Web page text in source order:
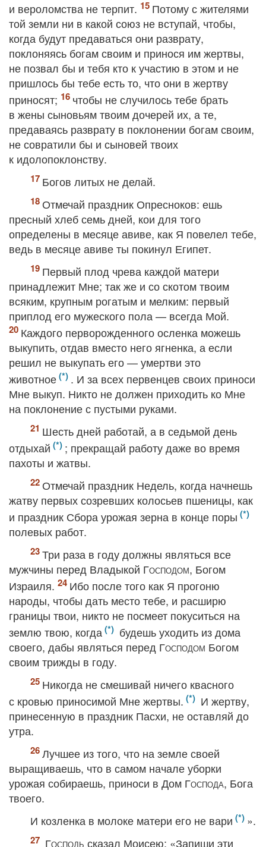
и вероломства не терпит.
Потому с жителями
той земли ни в какой союз не вступай, чтобы,
когда будут предаваться они разврату,
поклоняясь богам своим и принося им жертвы,
не позвал бы и тебя кто к участию в этом и не
пришлось бы тебе есть то, что они в жертву
приносят;
чтобы не случилось тебе брать
в жены сыновьям твоим дочерей их, а те,
предаваясь разврату в поклонении богам своим,
не совратили бы и сыновей твоих
к идолопоклонству.
Богов литых не делай.
Отмечай праздник Опресноков: ешь
пресный хлеб семь дней, кои для того
определены в месяце авиве, как Я повелел тебе,
ведь в месяце авиве ты покинул Египет.
Первый плод чрева каждой матери
принадлежит Мне; так же и со скотом твоим
всяким, крупным рогатым и мелким: первый
приплод его мужеского пола — всегда Мой.
Каждого перворожденного осленка можешь
выкупить, отдав вместо него ягненка, а если
решил не выкупать его — умертви это
животное
. И за всех первенцев своих приноси
Мне выкуп. Никто не должен приходить ко Мне
на поклонение с пустыми руками.
Шесть дней работай, а в седьмой день
отдыхай
; прекращай работу даже во время
пахоты и жатвы.
Отмечай праздник Недель, когда начнешь
жатву первых созревших колосьев пшеницы, как
и праздник Сбора урожая зерна в конце поры
полевых работ.
Три раза в году должны являться все
мужчины перед Владыкой Господом, Богом
Израиля.
Ибо после того как Я прогоню
народы, чтобы дать место тебе, и расширю
границы твои, никто не посмеет покуситься на
землю твою, когда
будешь уходить из дома
своего, дабы являться перед Господом Богом
своим трижды в году.
Никогда не смешивай ничего квасного
с кровью приносимой Мне жертвы.
И жертву,
принесенную в праздник Пасхи, не оставляй до
утра.
Лучшее из того, что на земле своей
выращиваешь, что в самом начале уборки
урожая собираешь, приноси в Дом Господа, Бога
твоего.
И козленка в молоке матери его не вари
».
Господь сказал Моисею: «Запиши эти